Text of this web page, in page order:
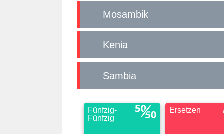
Mosambik
Kenia
Sambia
Fünfzig-
Fünfzig
Ersetzen